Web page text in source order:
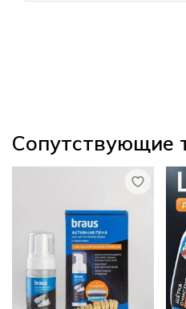
Сопутствующие